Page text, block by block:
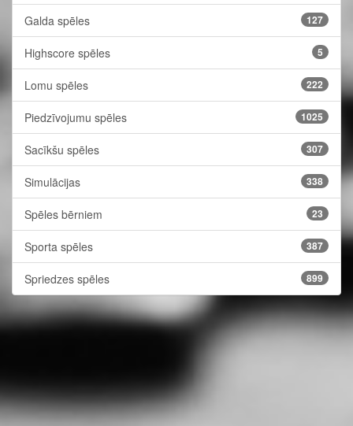
Galda spēles 127
Highscore spēles 5
Lomu spēles 222
Piedzīvojumu spēles 1025
Sacīkšu spēles 307
Simulācijas 338
Spēles bērniem 23
Sporta spēles 387
Spriedzes spēles 899